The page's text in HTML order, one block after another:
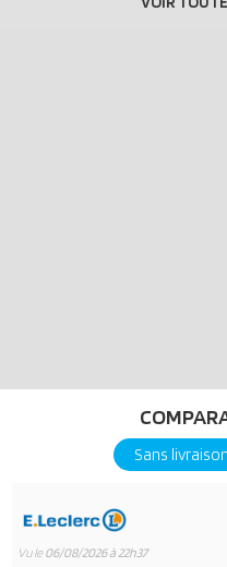
minutes de calme sur son
Sans livraison
Vu le06/08/2026 à 22h37